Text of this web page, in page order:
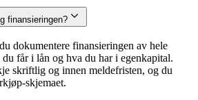
finansieringen?
dokumentere finansieringen av hele
får i lån og hva du har i egenkapital.
skriftlig og innen meldefristen, og du
skjemaet.